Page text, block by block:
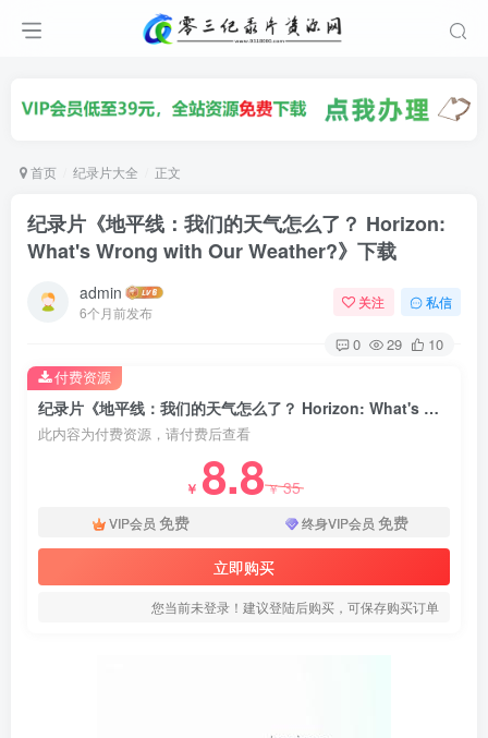
首页 纪录片大全 正文
纪录片《地平线：我们的天气怎么了？ Horizon:
What's Wrong with Our Weather?》下载
admin
6个月前发布
关注 私信
0 29 10
纪录片《地平线：我们的天气怎么了？ Horizon: What's Wrong with Our Weather?》下载
此内容为付费资源，请付费后查看
￥ 8.8￥35
VIP会员 免费 终身VIP会员 免费
立即购买
您当前未登录！建议登陆后购买，可保存购买订单
付费资源